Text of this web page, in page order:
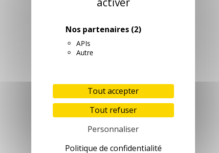
Nos partenaires (2)
APIs
Autre
Tout accepter
Tout refuser
Personnaliser
Politique de confidentialité